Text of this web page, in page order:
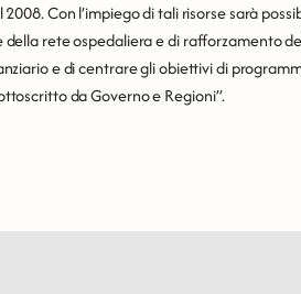
Con l’impiego di tali risorse sarà
della rete ospedaliera e di rafforzamento
e di centrare gli obiettivi di
da Governo e Regioni”.